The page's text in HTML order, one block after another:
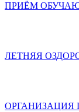
ПРИЁМ
ЛЕТНЯЯ
ОРГАНИЗАЦИЯ